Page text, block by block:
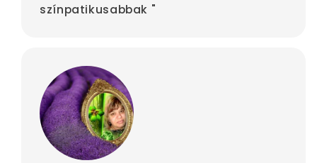
színpatikusabbak "